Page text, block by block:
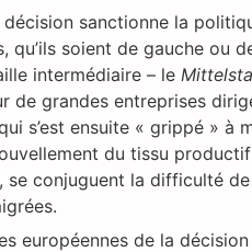
décision sanctionne la
qu’ils soient de gauche ou
intermédiaire – le
de grandes entreprises
s’est ensuite « grippé » à
du tissu
se conjuguent la difficulté
européennes de la